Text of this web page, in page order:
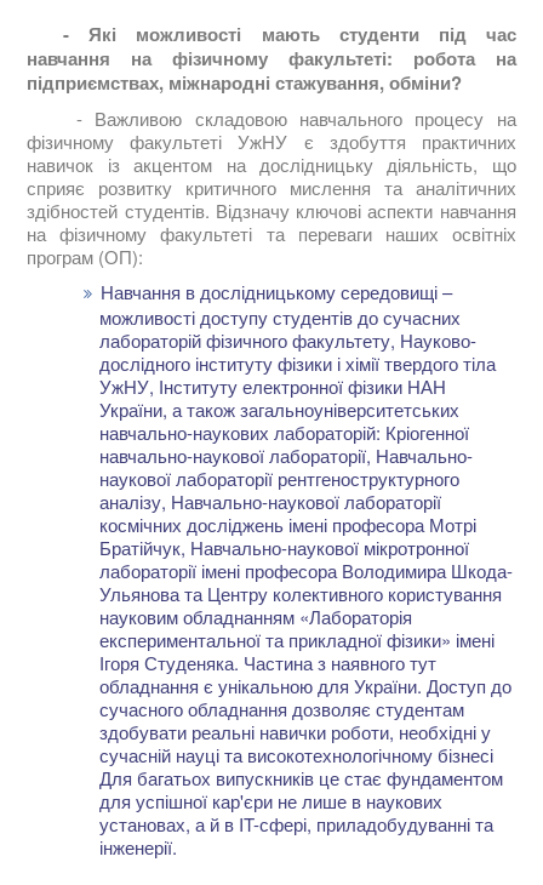
- Які можливості мають студенти під час
навчання на фізичному факультеті: робота на
підприємствах, міжнародні стажування, обміни?
- Важливою складовою навчального процесу на
фізичному факультеті УжНУ є здобуття практичних
навичок із акцентом на дослідницьку діяльність, що
сприяє розвитку критичного мислення та аналітичних
здібностей студентів. Відзначу ключові аспекти навчання
на фізичному факультеті та переваги наших освітніх
програм (ОП):
Навчання в дослідницькому середовищі –
можливості доступу студентів до сучасних
лабораторій фізичного факультету, Науково-
дослідного інституту фізики і хімії твердого тіла
УжНУ, Інституту електронної фізики НАН
України, а також загальноуніверситетських
навчально-наукових лабораторій: Кріогенної
навчально-наукової лабораторії, Навчально-
наукової лабораторії рентгеноструктурного
аналізу, Навчально-наукової лабораторії
космічних досліджень імені професора Мотрі
Братійчук, Навчально-наукової мікротронної
лабораторії імені професора Володимира Шкода-
Ульянова та Центру колективного користування
науковим обладнанням «Лабораторія
експериментальної та прикладної фізики» імені
Ігоря Студеняка. Частина з наявного тут
обладнання є унікальною для України. Доступ до
сучасного обладнання дозволяє студентам
здобувати реальні навички роботи, необхідні у
сучасній науці та високотехнологічному бізнесі
Для багатьох випускників це стає фундаментом
для успішної кар'єри не лише в наукових
установах, а й в IT-сфері, приладобудуванні та
інженерії.